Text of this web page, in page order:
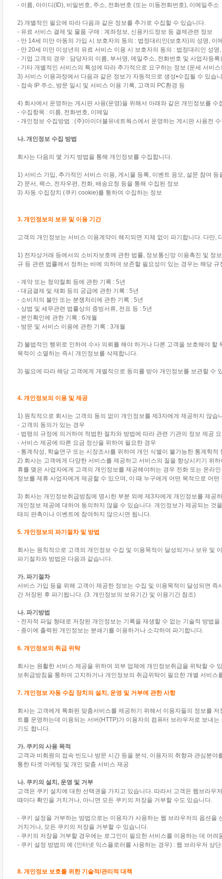
- 이름, 아이디(ID), 비밀번호, 주소, 전화번호 (또는 이동전화번호), 이메일주소
2) 개별적인 필요에 따라 다음과 같은 정보를 추가로 수집할 수 있습니다.
- 유료 서비스 결제 및 물품 구매 : 계좌정보, 신용카드정보 등 결제관련 정보
- 만 14세 미만 아동의 가입 시 보호자의 동의 : 법정대리인(보호자)의 성명, 이
- 만 20세 미만 미성년의 유료 서비스 이용 시 보호자의 동의 : 법정대리인 성명
- 기업 고객의 경우 : 담당자의 이름, 부서명, 메일주소, 전화번호 및 사업자등
- 기타 개별적인 서비스의 특성에 따라 추가적으로 요구하는 정보 (운세 서비
3) 서비스 이용과정에서 다음과 같은 정보가 자동적으로 생성•수집될 수 있습
- 접속 IP 주소, 방문 일시 및 서비스 이용 기록, 고객의 PC환경 등
4) 회사에서 운영하는 게시판 사용(운영)을 위해서 아래와 같은 개인정보를 수
- 수집항목 : 이름, 전화번호, 이메일
- 개인정보 수집방법 : (주)아이더블유네트웍스에서 운영하는 게시판 사용전
나. 개인정보 수집 방법
회사는 다음의 몇 가지 방법을 통해 개인정보를 수집합니다.
1) 서비스 가입, 추가적인 서비스 이용, 게시물 등록, 이벤트 응모, 설문 참여
2) 문서, 팩스, 전자우편, 전화, 배송요청 등을 통해 수집된 정보
3) 자동 수집장치 (쿠키 cookie)를 통하여 수집하는 정보
3. 개인정보의 보유 및 이용 기간
고객의 개인정보는 서비스 이용계약이 해지되면 지체 없이 파기합니다. 다만,
1) 전자상거래 등에서의 소비자보호에 관한 법률, 정보통신망 이용촉진 및 정
규 등 관련 법률에서 정하는 바에 의하여 보존할 필요성이 있는 경우는 해당
- 계약 또는 청약철회 등에 관한 기록 : 5년
- 대금결제 및 재화 등의 공급에 관한 기록 : 5년
- 소비자의 불만 또는 분쟁처리에 관한 기록 : 5년
- 상법 및 세무관련 법률상의 증빙서류, 전표 등 : 5년
- 본인확인에 관한 기록 : 6개월
- 방문 및 서비스 이용에 관한 기록 : 3개월
2) 불법적인 행위로 인하여 수사 의뢰를 해야 하거나 다른 고객을 보호해야
목적이 소멸하는 즉시 개인정보를 삭제합니다.
3) 필요에 따라 해당 고객에게 개별적으로 동의를 받아 개인정보를 보관할 수
4. 개인정보의 이용 및 제공
1) 원칙적으로 회사는 고객의 동의 없이 개인정보를 제3자에게 제공하지 않습
- 고객의 동의가 있는 경우
- 법령의 규정에 의거하여 적법한 절차와 방법에 따라 관련 기관의 정보 제공
- 서비스 제공에 따른 요금 정산을 위하여 필요한 경우
- 통계작성, 학술연구 또는 시장조사를 위하여 개인 식별이 불가능한 통계학적
2) 회사는 고객에게 다양한 서비스를 제공하고 서비스의 질을 향상시키기 위
휴를 맺은 사업자에게 고객의 개인정보를 제공해야하는 경우 전화 또는 온라
정보를 제휴 사업자에게 제공할 수 있으며, 이 때 누구에게 어떤 목적으로 어
3) 회사는 개인정보취급방침에 명시한 부분 외에 제3자에게 개인정보를 제공
개인정보 제공에 대하여 동의하지 않을 수 있습니다. 개인정보가 제공되는 것
태의 판촉이나 이벤트에 참여하지 않으시면 됩니다.
5. 개인정보의 파기절차 및 방법
회사는 원칙적으로 고객의 개인정보 수집 및 이용목적이 달성되거나 보유 및
파기절차와 방법은 다음과 같습니다.
가. 파기절차
서비스 가입 등을 위해 고객이 제공한 정보는 수집 및 이용목적이 달성되면
간 저장된 후 파기됩니다. (3. 개인정보의 보유기간 및 이용기간 참조)
나. 파기방법
- 전자적 파일 형태로 저장된 개인정보는 기록을 재생할 수 없는 기술적 방법
- 종이에 출력된 개인정보는 분쇄기를 이용하거나 소각하여 파기합니다.
6. 개인정보의 취급 위탁
회사는 원활한 서비스 제공을 위하여 외부 업체에 개인정보취급을 위탁할 수
보취급방침을 통하여 고지하거나 개인정보의 취급위탁이 필요한 개별 서비스
7. 개인정보 자동 수집 장치의 설치, 운영 및 거부에 관한 사항
회사는 고객에게 특화된 맞춤서비스를 제공하기 위해서 이용자들의 정보를
트를 운영하는데 이용되는 서버(HTTP)가 이용자의 컴퓨터 브라우저로 보내
기도 합니다.
가. 쿠키의 사용 목적
고객과 비회원의 접속 빈도나 방문 시간 등을 분석, 이용자의 취향과 관심분
통한 타겟 마케팅 및 개인 맞춤 서비스 제공
나. 쿠키의 설치, 운영 및 거부
고객은 쿠키 설치에 대한 선택권을 가지고 있습니다. 따라서 고객은 웹브라
때마다 확인을 거치거나, 아니면 모든 쿠키의 저장을 거부할 수도 있습니다.
- 쿠키 설정을 거부하는 방법으로는 이용자가 사용하는 웹 브라우저의 옵션
거치거나, 모든 쿠키의 저장을 거부할 수 있습니다.
- 쿠키의 저장을 거부할 경우에는 로그인이 필요한 서비스를 이용하는 데 어려
- 쿠키 설정 방법의 예 (인터넷 익스플로러를 사용하는 경우) : 웹 브라우저 상
8. 개인정보 보호를 위한 기술적/관리적 대책